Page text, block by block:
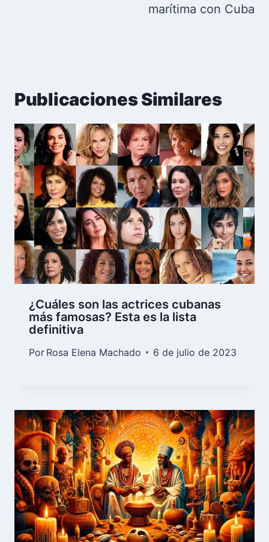
marítima con Cuba
Publicaciones Similares
¿Cuáles son las actrices cubanas
más famosas? Esta es la lista
definitiva
Por Rosa Elena Machado 6 de julio de 2023